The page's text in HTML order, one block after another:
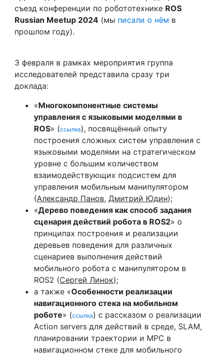
съезд конференции по робототехнике ROS
Russian Meetup 2024 (мы писали о нём в
прошлом году).
3 февраля в рамках мероприятия группа
исследователей представила сразу три
доклада:
«Многокомпонентные системы
управления с языковыми моделями в
ROS» (ссылка), посвящённый опыту
построения сложных систем управления с
языковыми моделями на стратегическом
уровне с большим количеством
взаимодействующих подсистем для
управления мобильным манипулятором
(Александр Панов, Дмитрий Юдин);
«Дерево поведения как способ задания
сценария действий робота в ROS2» о
принципах построения и реализации
деревьев поведения для различных
сценариев выполнения действий
мобильного робота с манипулятором в
ROS2 (Сергей Линок);
а также «Особенности реализации
навигационного стека на мобильном
роботе» (ссылка) с рассказом о реализации
Action servers для действий в среде, SLAM,
планировании траектории и MPC в
навигационном стеке для мобильного